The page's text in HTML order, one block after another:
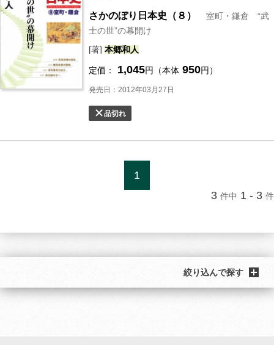
さかのぼり日本史（８）
室町・鎌倉 “武
士の世”の幕開け
[著] 本郷和人
定価： 1,045円（本体 950円）
発売日：2012年03月27日
品切れ
1
3 件中 1 - 3 件
絞り込んで探す